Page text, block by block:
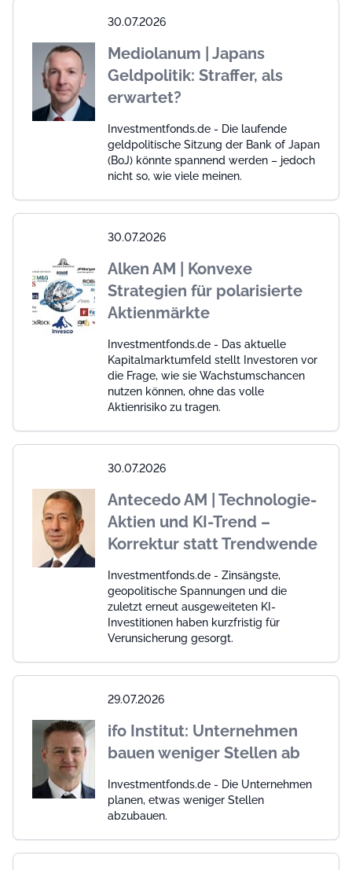
30.07.2026
Mediolanum | Japans
Geldpolitik: Straffer, als
erwartet?
Investmentfonds.de - Die laufende
geldpolitische Sitzung der Bank of Japan
(BoJ) könnte spannend werden – jedoch
nicht so, wie viele meinen.
30.07.2026
Alken AM | Konvexe
Strategien für polarisierte
Aktienmärkte
Investmentfonds.de - Das aktuelle
Kapitalmarktumfeld stellt Investoren vor
die Frage, wie sie Wachstumschancen
nutzen können, ohne das volle
Aktienrisiko zu tragen.
30.07.2026
Antecedo AM | Technologie-
Aktien und KI-Trend –
Korrektur statt Trendwende
Investmentfonds.de - Zinsängste,
geopolitische Spannungen und die
zuletzt erneut ausgeweiteten KI-
Investitionen haben kurzfristig für
Verunsicherung gesorgt.
29.07.2026
ifo Institut: Unternehmen
bauen weniger Stellen ab
Investmentfonds.de - Die Unternehmen
planen, etwas weniger Stellen
abzubauen.